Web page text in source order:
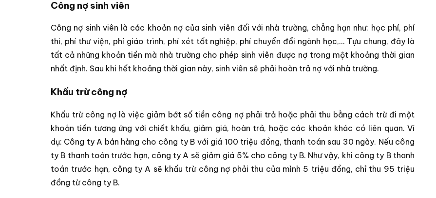
Công nợ sinh viên
Công nợ sinh viên là các khoản nợ của sinh viên đối với nhà trường, chẳng hạn như: học phí, phí
thi, phí thư viện, phí giáo trình, phí xét tốt nghiệp, phí chuyển đổi ngành học,… Tựu chung, đây là
tất cả những khoản tiền mà nhà trường cho phép sinh viên được nợ trong một khoảng thời gian
nhất định. Sau khi hết khoảng thời gian này, sinh viên sẽ phải hoàn trả nợ với nhà trường.
Khấu trừ công nợ
Khấu trừ công nợ là việc giảm bớt số tiền công nợ phải trả hoặc phải thu bằng cách trừ đi một
khoản tiền tương ứng với chiết khấu, giảm giá, hoàn trả, hoặc các khoản khác có liên quan. Ví
dụ: Công ty A bán hàng cho công ty B với giá 100 triệu đồng, thanh toán sau 30 ngày. Nếu công
ty B thanh toán trước hạn, công ty A sẽ giảm giá 5% cho công ty B. Như vậy, khi công ty B thanh
toán trước hạn, công ty A sẽ khấu trừ công nợ phải thu của mình 5 triệu đồng, chỉ thu 95 triệu
đồng từ công ty B.